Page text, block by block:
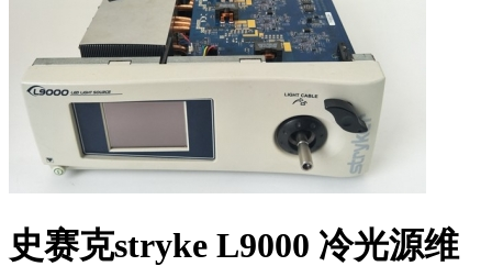
史赛克stryke L9000 冷光源维